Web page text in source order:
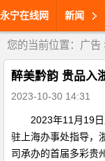
永宁在线网 新闻
您的当前位置： 广告
醉美黔韵 贵品入
2023-10-30 14:31
2023年11月19
驻上海办事处指导，
司承办的首届多彩贵